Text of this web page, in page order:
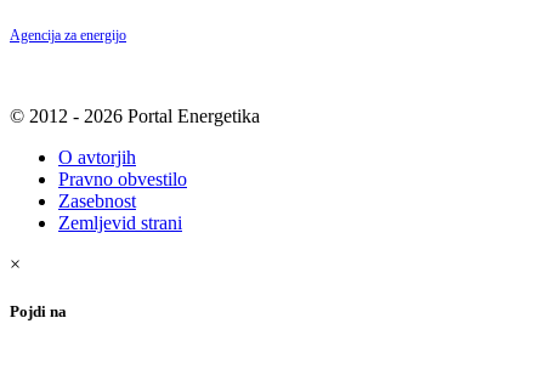
Agencija za energijo
© 2012 - 2026 Portal Energetika
O avtorjih
Pravno obvestilo
Zasebnost
Zemljevid strani
×
Pojdi na